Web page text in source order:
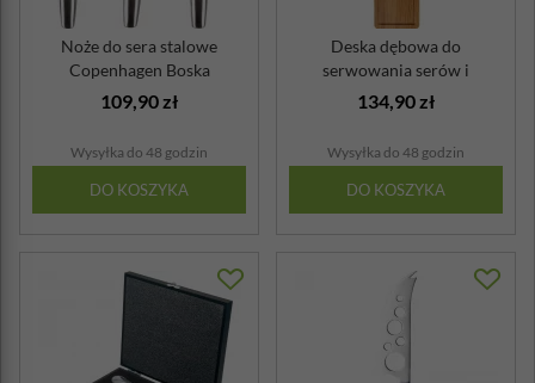
Noże do sera stalowe
Copenhagen Boska
109,90 zł
Wysyłka do 48 godzin
DO KOSZYKA
Deska dębowa do
serwowania serów i
przekąsek Tapas Boska
134,90 zł
Wysyłka do 48 godzin
DO KOSZYKA